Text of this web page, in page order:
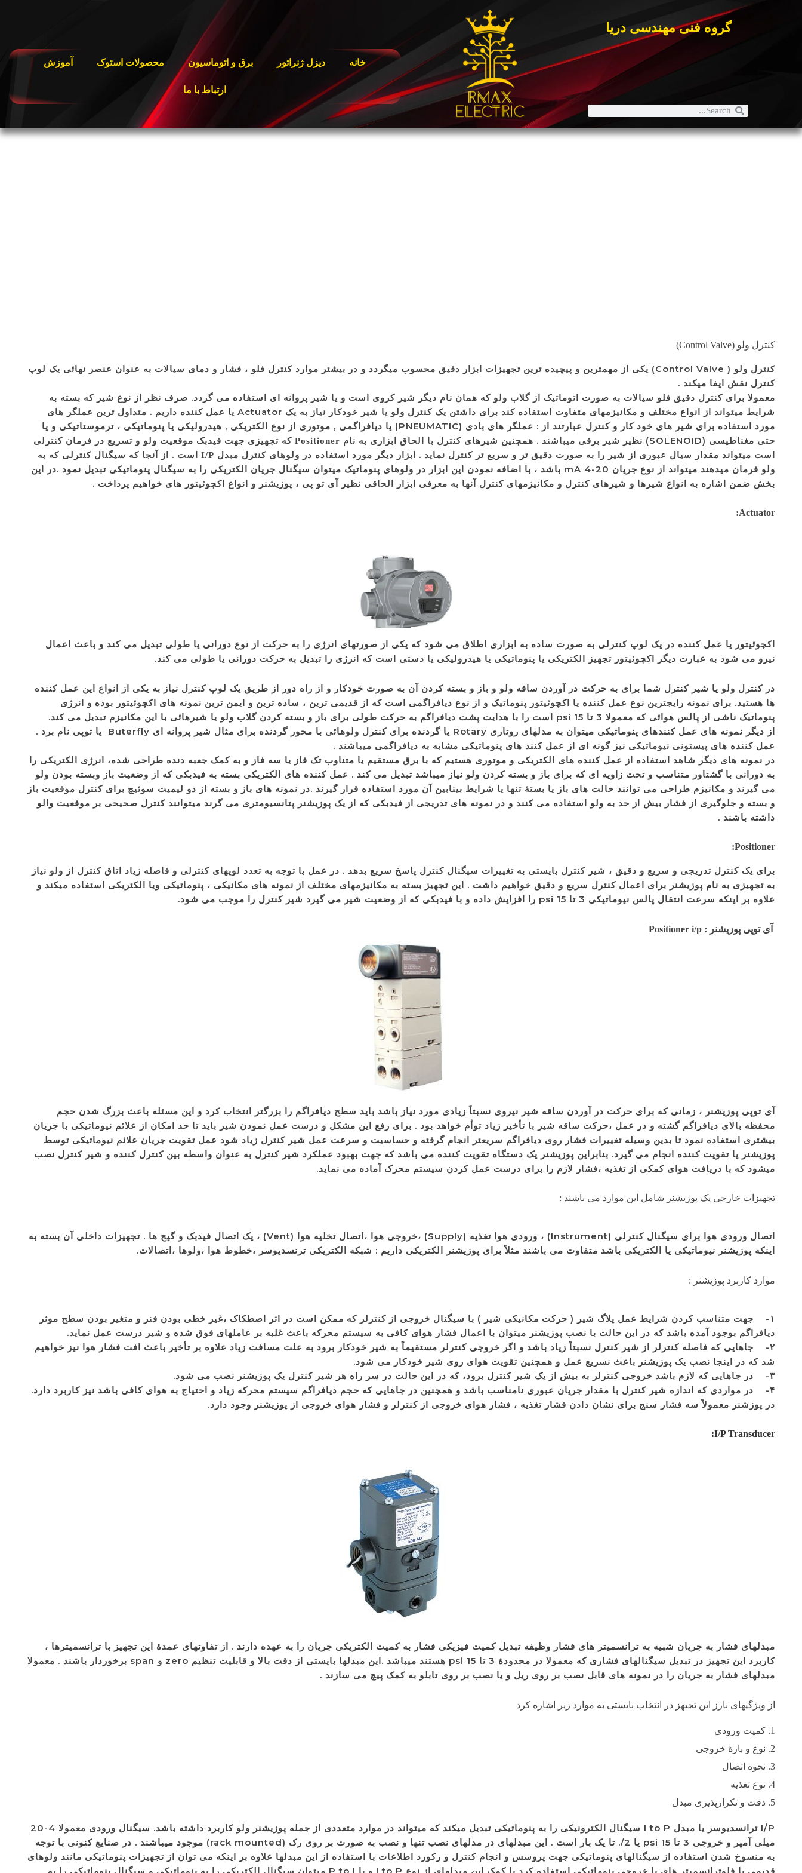
گروه فنی مهندسی دریا
خانه دیزل ژنراتور برق و اتوماسیون محصولات استوک آموزش
ارتباط با ما
کنترل ولو (Control Valve)
کنترل ولو ( Control Valve) یکی از مهمترین و پیچیده ترین تجهیزات ابزار دقیق محسوب میگردد و در بیشتر موارد کنترل فلو ، فشار و دمای سیالات به عنوان عنصر نهائی یک لوپ
کنترل نقش ایفا میکند .
معمولا برای کنترل دقیق فلو سیالات به صورت اتوماتیک از گلاب ولو که همان نام دیگر شیر کروی است و یا شیر پروانه ای استفاده می گردد. صرف نظر از نوع شیر که بسته به
شرایط میتواند از انواع مختلف و مکانیزمهای متفاوت استفاده کند برای داشتن یک کنترل ولو یا شیر خودکار نیاز به یک Actuator یا عمل کننده داریم . متداول ترین عملگر های
مورد استفاده برای شیر های خود کار و کنترل عبارتند از : عملگر های بادی (PNEUMATIC) یا دیافراگمی , موتوری از نوع الکتریکی , هیدرولیکی یا پنوماتیکی ، ترموستاتیکی و یا
حتی مغناطیسی (SOLENOID) نظیر شیر برقی میباشند . همچنین شیرهای کنترل با الحاق ابزاری به نام
Positioner که تجهیزی جهت فیدبک موقعیت ولو و تسریع در فرمان کنترلی
است میتواند مقدار سیال عبوری از شیر را به صورت دقیق تر و سریع تر کنترل نماید . ابزار دیگر مورد استفاده در ولوهای کنترل مبدل I/P
است . از آنجا که سیگنال کنترلی که به
ولو فرمان میدهند میتواند از نوع جریان mA 4-20 باشد ، با اضافه نمودن این ابزار در ولوهای پنوماتیک میتوان سیگنال جریان الکتریکی را به سیگنال پنوماتیکی تبدیل نمود .در این
بخش ضمن اشاره به انواع شیرها و شیرهای کنترل و مکانیزمهای کنترل آنها به معرفی ابزار الحاقی نظیر آی تو پی ، پوزیشنر و انواع اکچوئیتور های خواهیم پرداخت .
Actuator:
اکچوئیتور یا عمل کننده در یک لوپ کنترلی به صورت ساده به ابزاری اطلاق می شود که یکی از صورتهای انرژی را به حرکت از نوع دورانی یا طولی تبدیل می کند و باعث اعمال
نیرو می شود به عبارت دیگر اکچوئیتور تجهیز الکتریکی یا پنوماتیکی یا هیدرولیکی یا دستی است که انرژی را تبدیل به حرکت دورانی یا طولی می کند.
در کنترل ولو یا شیر کنترل شما برای به حرکت در آوردن ساقه ولو و باز و بسته کردن آن به صورت خودکار و از راه دور از طریق یک لوپ کنترل نیاز به یکی از انواع این عمل کننده
ها هستید. برای نمونه رایجترین نوع عمل کننده یا اکچوئیتور پنوماتیک و از نوع دیافراگمی است که از قدیمی ترین ، ساده ترین و ایمن ترین نمونه های اکچوئیتور بوده و انرژی
پنوماتیک ناشی از پالس هوائی که معمولا 3 تا 15 psi است را با هدایت پشت دیافراگم به حرکت طولی برای باز و بسته کردن گلاب ولو یا شیرهائی با این مکانیزم تبدیل می کند.
از دیگر نمونه های عمل کنندهای پنوماتیکی میتوان به مدلهای روتاری Rotary یا گردنده برای کنترل ولوهائی با محور گردنده برای مثال شیر پروانه ای Buterfly یا توپی نام برد .
عمل کننده های پیستونی نیوماتیکی نیز گونه ای از عمل کنند های پنوماتیکی مشابه به دیافراگمی میباشند .
در نمونه های دیگر شاهد استفاده از عمل کننده های الکتریکی و موتوری هستیم که با برق مستقیم یا متناوب تک فاز یا سه فاز و به کمک جعبه دنده طراحی شده، انرژی الکتریکی را
به دورانی با گشتاور متناسب و تحت زاویه ای که برای باز و بسته کردن ولو نیاز میباشد تبدیل می کند . عمل کننده های الکتریکی بسته به فیدبکی که از وضعیت باز وبسته بودن ولو
می گیرند و مکانیزم طراحی می توانند حالت های باز یا بستۀ تنها یا شرایط بینابین آن مورد استفاده قرار گیرند .در نمونه های باز و بسته از دو لیمیت سوئیچ برای کنترل موقعیت باز
و بسته و جلوگیری از فشار بیش از حد به ولو استفاده می کنند و در نمونه های تدریجی از فیدبکی که از یک پوزیشنر پتانسیومتری می گرند میتوانند کنترل صحیحی بر موقعیت والو
داشته باشند .
Positioner:
برای یک کنترل تدریجی و سریع و دقیق ، شیر کنترل بایستی به تغییرات سیگنال کنترل پاسخ سریع بدهد . در عمل با توجه به تعدد لوپهای کنترلی و فاصله زیاد اتاق کنترل از ولو نیاز
به تجهیزی به نام پوزیشنر برای اعمال کنترل سریع و دقیق خواهیم داشت . این تجهیز بسته به مکانیزمهای مختلف از نمونه های مکانیکی ، پنوماتیکی ویا الکتریکی استفاده میکند و
علاوه بر اینکه سرعت انتقال پالس نیوماتیکی 3 تا 15 psi را افزایش داده و با فیدبکی که از وضعیت شیر می گیرد شیر کنترل را موجب می شود.
آی توپی پوزیشنر : Positioner i/p
آی توپی پوزیشنر ، زمانی که برای حرکت در آوردن ساقه شیر نیروی نسبتاً زیادی مورد نیاز باشد باید سطح دیافراگم را بزرگتر انتخاب کرد و این مسئله باعث بزرگ شدن حجم
محفظه بالای دیافراگم گشته و در عمل ،حرکت ساقه شیر با تأخیر زیاد توأم خواهد بود . برای رفع این مشکل و درست عمل نمودن شیر باید تا حد امکان از علائم نیوماتیکی با جریان
بیشتری استفاده نمود تا بدین وسیله تغییرات فشار روی دیافراگم سریعتر انجام گرفته و حساسیت و سرعت عمل شیر کنترل زیاد شود عمل تقویت جریان علائم نیوماتیکی توسط
پوزیشنر یا تقویت کننده انجام می گیرد. بنابراین پوزیشنر یک دستگاه تقویت کننده می باشد که جهت بهبود عملکرد شیر کنترل به عنوان واسطه بین کنترل کننده و شیر کنترل نصب
میشود که با دریافت هوای کمکی از تغذیه ،فشار لازم را برای درست عمل کردن سیستم محرک آماده می نماید.
تجهیزات خارجی یک پوزیشنر شامل این موارد می باشند :
اتصال ورودی هوا برای سیگنال کنترلی (Instrument) ، ورودی هوا تغذیه (Supply) ،خروجی هوا ،اتصال تخلیه هوا (Vent) ، یک اتصال فیدبک و گیج ها . تجهیزات داخلی آن بسته به
اینکه پوزیشنر نیوماتیکی یا الکتریکی باشد متفاوت می باشند مثلاً برای پوزیشنر الکتریکی داریم : شبکه الکتریکی ترنسدیوسر ،خطوط هوا ،ولوها ،اتصالات.
موارد کاربرد پوزیشنر :
۱- جهت متناسب کردن شرایط عمل پلاگ شیر ( حرکت مکانیکی شیر ) با سیگنال خروجی از کنترلر که ممکن است در اثر اصطکاک ،غیر خطی بودن فنر و متغیر بودن سطح موثر
دیافراگم بوجود آمده باشد که در این حالت با نصب پوزیشنر میتوان با اعمال فشار هوای کافی به سیستم محرکه باعث غلبه بر عاملهای فوق شده و شیر درست عمل نماید.
۲- جاهایی که فاصله کنترلر از شیر کنترل نسبتاً زیاد باشد و اگر خروجی کنترلر مستقیماً به شیر خودکار برود به علت مسافت زیاد علاوه بر تأخیر باعث افت فشار هوا نیز خواهیم
شد که در اینجا نصب یک پوزیشنر باعث نسریع عمل و همچنین تقویت هوای روی شیر خودکار می شود.
۳- در جاهایی که لازم باشد خروجی کنترلر به بیش از یک شیر کنترل برود، که در این حالت در سر راه هر شیر کنترل یک پوزیشنر نصب می شود.
۴- در مواردی که اندازه شیر کنترل با مقدار جریان عبوری نامناسب باشد و همچنین در جاهایی که حجم دیافراگم سیستم محرکه زیاد و احتیاج به هوای کافی باشد نیز کاربرد دارد.
در پوزشنر معمولاً سه فشار سنج برای نشان دادن فشار تغذیه ، فشار هوای خروجی از کنترلر و فشار هوای خروجی از پوزیشنر وجود دارد.
I/P Transducer:
مبدلهای فشار به جریان شبیه به ترانسمیتر های فشار وظیفه تبدیل کمیت فیزیکی فشار به کمیت الکتریکی جریان را به عهده دارند . از تفاوتهای عمدۀ این تجهیز با ترانسمیترها ،
کاربرد این تجهیز در تبدیل سیگنالهای فشاری که معمولا در محدودۀ 3 تا 15 psi هستند میباشد .این مبدلها بایستی از دقت بالا و قابلیت تنظیم zero و span برخوردار باشند . معمولا
مبدلهای فشار به جریان را در نمونه های قابل نصب بر روی ریل و یا نصب بر روی تابلو به کمک پیچ می سازند .
از ویژگیهای بارز این تجیهز در انتخاب بایستی به موارد زیر اشاره کرد
کمیت ورودی
نوع و بازۀ خروجی
نحوه اتصال
نوع تغذیه
دقت و تکرارپذیری مبدل
I/P ترانسدیوسر یا مبدل I to P سیگنال الکترونیکی را به پنوماتیکی تبدیل میکند که میتواند در موارد متعددی از جمله پوزیشنر ولو کاربرد داشته باشد. سیگنال ورودی معمولا 4-20
میلی آمپر و خروجی 3 تا 15 psi یا 2/. تا یک بار است . این مبدلهای در مدلهای نصب تنها و نصب به صورت بر روی رک (rack mounted) موجود میباشند . در صنایع کنونی با توجه
به منسوخ شدن استفاده از سیگنالهای پنوماتیکی جهت پروسس و انجام کنترل و رکورد اطلاعات با استفاده از این مبدلها علاوه بر اینکه می توان از تجهیزات پنوماتیکی مانند ولوهای